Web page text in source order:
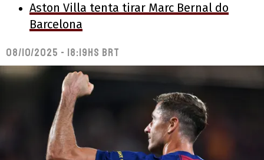
Aston Villa tenta tirar Marc Bernal do
Barcelona
08/10/2025 - 18:19hs BRT